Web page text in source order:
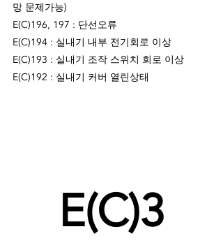
망 문제가능)
E(C)196, 197 : 단선오류
E(C)194 : 실내기 내부 전기회로 이상
E(C)193 : 실내기 조작 스위치 회로 이상
E(C)192 : 실내기 커버 열린상태
E(C)3